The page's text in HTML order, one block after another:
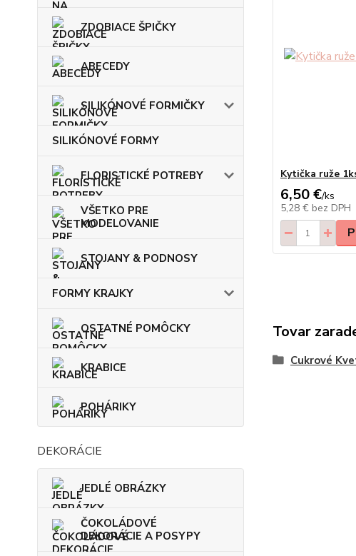
ZDOBIACE ŠPIČKY
ABECEDY
SILIKÓNOVÉ FORMIČKY
SILIKÓNOVÉ FORMY
FLORISTICKÉ POTREBY
VŠETKO PRE
MODELOVANIE
STOJANY & PODNOSY
FORMY KRAJKY
OSTATNÉ POMÔCKY
KRABICE
POHÁRIKY
DEKORÁCIE
JEDLÉ OBRÁZKY
ČOKOLÁDOVÉ
DEKORÁCIE A POSYPY
Kytička ruže
6,50 €/ks
5,28 € bez DPH
Tovar
Cukrové